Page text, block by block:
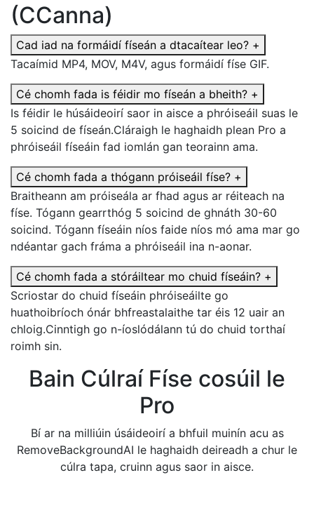
(CCanna)
Cad iad na formáidí físeán a dtacaítear leo? +
Tacaímid MP4, MOV, M4V, agus formáidí físe GIF.
Cé chomh fada is féidir mo físeán a bheith? +
Is féidir le húsáideoirí saor in aisce a phróiseáil suas le
5 soicind de físeán.Cláraigh le haghaidh plean Pro a
phróiseáil físeáin fad iomlán gan teorainn ama.
Cé chomh fada a thógann próiseáil físe? +
Braitheann am próiseála ar fhad agus ar réiteach na
físe. Tógann gearrthóg 5 soicind de ghnáth 30-60
soicind. Tógann físeáin níos faide níos mó ama mar go
ndéantar gach fráma a phróiseáil ina n-aonar.
Cé chomh fada a stóráiltear mo chuid físeáin? +
Scriostar do chuid físeáin phróiseáilte go
huathoibríoch ónár bhfreastalaithe tar éis 12 uair an
chloig.Cinntigh go n-íoslódálann tú do chuid torthaí
roimh sin.
Bain Cúlraí Físe cosúil le
Pro
Bí ar na milliúin úsáideoirí a bhfuil muinín acu as
RemoveBackgroundAI le haghaidh deireadh a chur le
cúlra tapa, cruinn agus saor in aisce.